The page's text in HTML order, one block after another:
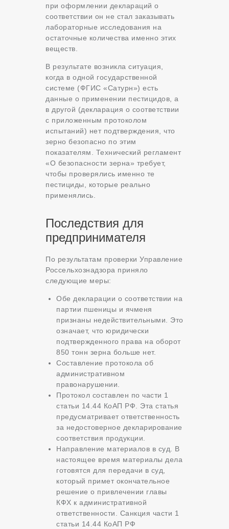
при оформлении деклараций о
соответствии он не стал заказывать
лабораторные исследования на
остаточные количества именно этих
веществ.
В результате возникла ситуация,
когда в одной государственной
системе (ФГИС «Сатурн») есть
данные о применении пестицидов, а
в другой (декларация о соответствии
с приложенным протоколом
испытаний) нет подтверждения, что
зерно безопасно по этим
показателям. Технический регламент
«О безопасности зерна» требует,
чтобы проверялись именно те
пестициды, которые реально
применялись.
Последствия для
предпринимателя
По результатам проверки Управление
Россельхознадзора приняло
следующие меры:
Обе декларации о соответствии на
партии пшеницы и ячменя
признаны недействительными. Это
означает, что юридически
подтвержденного права на оборот
850 тонн зерна больше нет.
Составление протокола об
административном
правонарушении.
Протокол составлен по части 1
статьи 14.44 КоАП РФ. Эта статья
предусматривает ответственность
за недостоверное декларирование
соответствия продукции.
Направление материалов в суд. В
настоящее время материалы дела
готовятся для передачи в суд,
который примет окончательное
решение о привлечении главы
КФХ к административной
ответственности. Санкция части 1
статьи 14.44 КоАП РФ